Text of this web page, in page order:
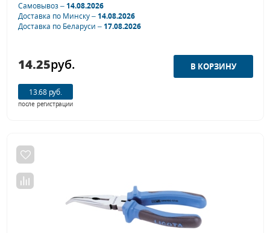
Самовывоз –14.08.2026
Доставка по Минску –14.08.2026
Доставка по Беларуси –17.08.2026
14.25руб.
13.68 руб.
после регистрации